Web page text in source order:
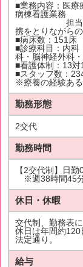
■業務内容：医療
病棟看護業務
担当医師・
携をとりながら
■病床数：151床
■診療科目：内科
科・脳神経外科
■看護体制：13対1
■スタッフ数：
※療養の経験あ
勤務形態
2交代
勤務時間
【2交代制】日
※週38時間45
休日・休暇
交代制、勤務表
休日は年間約120
法定通り。
給与